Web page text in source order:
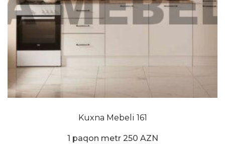
Kuxna Mebeli 161
1 paqon metr 250 AZN